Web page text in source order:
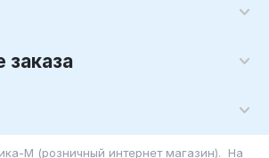
М (розничный интернет магазин). На